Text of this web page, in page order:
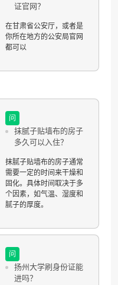
证官网？
在甘肃省公安厅，或者是
你所在地方的公安局官网
都可以
问
抹腻子贴墙布的房子
多久可以入住？
抹腻子贴墙布的房子通常
需要一定的时间来干燥和
固化。具体时间取决于多
个因素，如气温、湿度和
腻子的厚度。
问
扬州大学刷身份证能
进吗？